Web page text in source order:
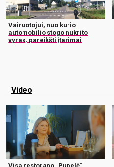
Vairuotojui, nuo kurio
automobilio stogo nukrito
vyras, pareikšti įtarimai
Video
Visa restorano „Pupelė“